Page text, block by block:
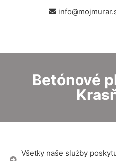
Betónové
Všetky naše služby